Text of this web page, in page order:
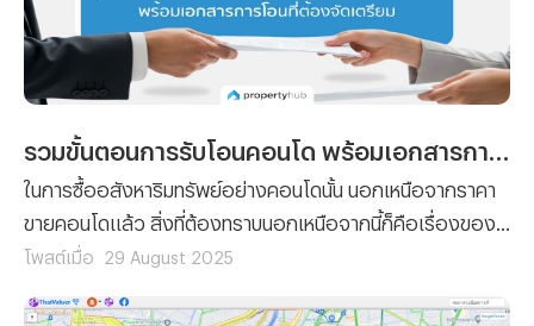
ในการซื้ออสังหาริมทรัพย์อย่างคอนโดนั้น นอกเหนือจากราคา
ขายคอนโดแล้ว สิ่งที่ต้องทราบนอกเหนือจากนี้ก็คือเรื่องของ
ขั้นตอนต่างๆ ที่ผู้ซื้อทุกรายจะต้องทำความเข้าใจ เพราะไม่ว่าจะ
คอนโดมือสองต่อจากผู้เป็นเจ้าของก็ตาม ขั้นตอนของการ โอน
โพสต์เมื่อ 29 August 2025